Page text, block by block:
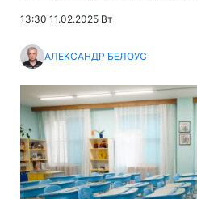
13:30 11.02.2025 Вт
АЛЕКСАНДР БЕЛОУС